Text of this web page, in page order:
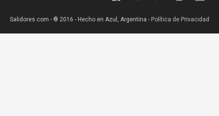
Salidores.com - ® 2016 - Hecho en Azul, Argentina - Política de Privacidad